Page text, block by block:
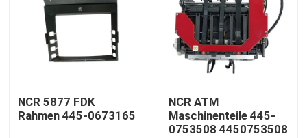
NCR 5877 FDK
Rahmen 445-0673165
NCR ATM
Maschinenteile 445-
0753508 4450753508